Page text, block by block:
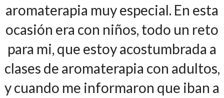
aromaterapia muy especial. En esta
ocasión era con niños, todo un reto
para mi, que estoy acostumbrada a
clases de aromaterapia con adultos,
y cuando me informaron que iban a